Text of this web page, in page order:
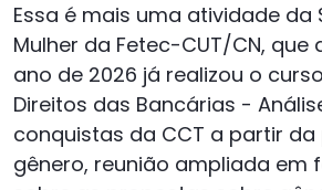
Essa é mais uma atividade da
Mulher da Fetec-CUT/CN, que
ano de 2026 já realizou o
Direitos das Bancárias -
conquistas da CCT a partir
gênero, reunião ampliada em